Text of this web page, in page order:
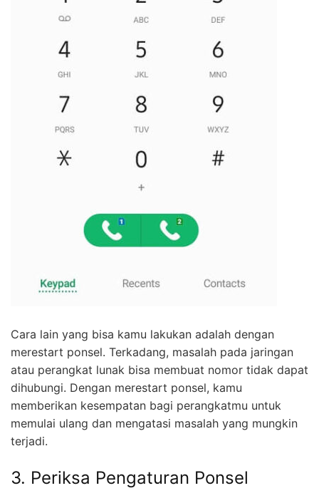
Cara lain yang bisa kamu lakukan adalah dengan
merestart ponsel. Terkadang, masalah pada jaringan
atau perangkat lunak bisa membuat nomor tidak dapat
dihubungi. Dengan merestart ponsel, kamu
memberikan kesempatan bagi perangkatmu untuk
memulai ulang dan mengatasi masalah yang mungkin
terjadi.
3. Periksa Pengaturan Ponsel